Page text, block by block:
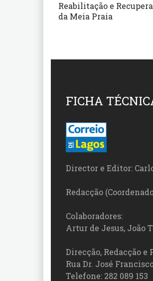
Reabilitação e
da Meia Praia
FICHA
Director e Editor:
Redacção
Colaboradores:
Artur de Jesus, João
Direcção, Redacção e
Rua Dr. José
Telefone: 282 089